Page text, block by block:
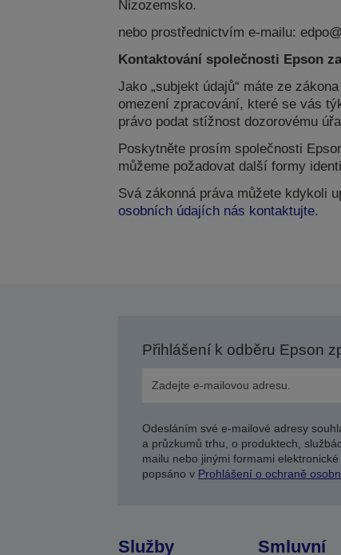
Nizozemsko.
nebo prostřednictvím e-mailu:
Kontaktování společnosti Epson
Jako „subjekt údajů“ máte ze
omezení zpracování, které se vás
právo podat stížnost dozorovému
Poskytněte prosím společnosti
můžeme požadovat další formy
Svá zákonná práva můžete kdykoli
osobních údajích nás kontaktujte.
Přihlášení k odběru Epson
Odesláním své e-mailové adresy
a průzkumů trhu, o produktech,
mailu nebo jinými formami
popsáno v Prohlášení o ochraně
Služby Smluvní